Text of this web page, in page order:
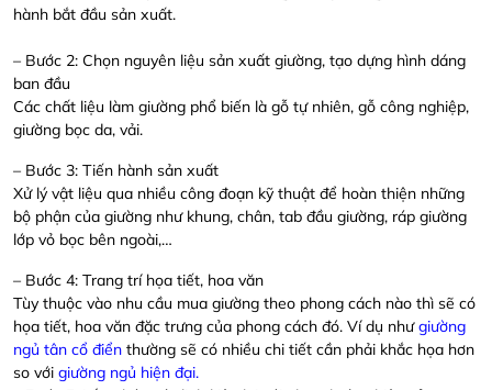
hành bắt đầu sản xuất.
– Bước 2: Chọn nguyên liệu sản xuất giường, tạo dựng hình dáng
ban đầu
Các chất liệu làm giường phổ biến là gỗ tự nhiên, gỗ công nghiệp,
giường bọc da, vải.
– Bước 3: Tiến hành sản xuất
Xử lý vật liệu qua nhiều công đoạn kỹ thuật để hoàn thiện những
bộ phận của giường như khung, chân, tab đầu giường, ráp giường
lớp vỏ bọc bên ngoài,…
– Bước 4: Trang trí họa tiết, hoa văn
Tùy thuộc vào nhu cầu mua giường theo phong cách nào thì sẽ có
họa tiết, hoa văn đặc trưng của phong cách đó. Ví dụ nhưgiường
ngủ tân cổ điển thường sẽ có nhiều chi tiết cần phải khắc họa hơn
so với giường ngủ hiện đại.